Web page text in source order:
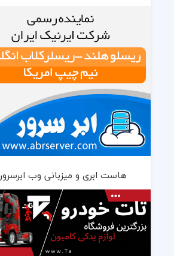
هاست ابری و میزبانی وب ابرسرور